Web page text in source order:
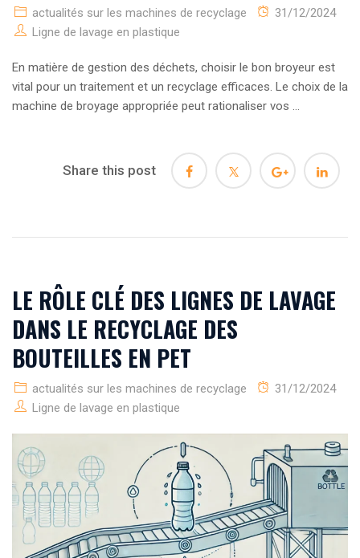
actualités sur les machines de recyclage
31/12/2024
Ligne de lavage en plastique
En matière de gestion des déchets, choisir le bon broyeur est
vital pour un traitement et un recyclage efficaces. Le choix de la
machine de broyage appropriée peut rationaliser vos ...
Share this post
LE RÔLE CLÉ DES LIGNES DE LAVAGE
DANS LE RECYCLAGE DES
BOUTEILLES EN PET
actualités sur les machines de recyclage
31/12/2024
Ligne de lavage en plastique